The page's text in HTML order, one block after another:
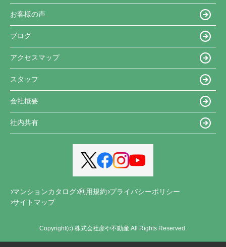
お客様の声
ブログ
アクセスマップ
スタッフ
会社概要
社内共有
マンションカタログ 利用規約 プライバシーポリシー
サイトマップ
Copyright(c) 株式会社彦や不動産 All Rights Reserved.